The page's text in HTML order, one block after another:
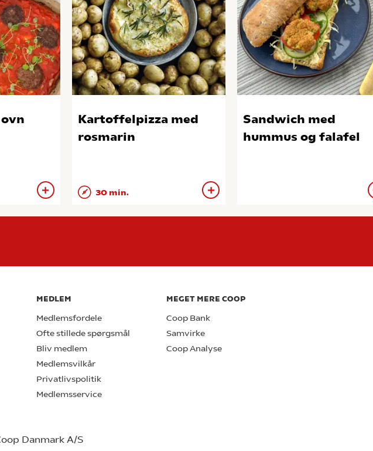
Kartoffelpizza med
rosmarin
30 min.
Sandwich med
hummus og falafel
MEDLEM
Medlemsfordele
Ofte stillede spørgsmål
Bliv medlem
Medlemsvilkår
Privatlivspolitik
Medlemsservice
MEGET MERE COOP
Coop Bank
Samvirke
Coop Analyse
Danmark A/S